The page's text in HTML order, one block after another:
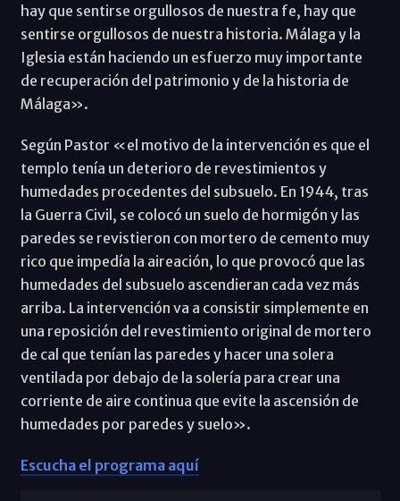
hay que sentirse orgullosos de nuestra fe, hay que
sentirse orgullosos de nuestra historia. Málaga y la
Iglesia están haciendo un esfuerzo muy importante
de recuperación del patrimonio y de la historia de
Málaga».
Según Pastor «el motivo de la intervención es que el
templo tenía un deterioro de revestimientos y
humedades procedentes del subsuelo. En 1944, tras
la Guerra Civil, se colocó un suelo de hormigón y las
paredes se revistieron con mortero de cemento muy
rico que impedía la aireación, lo que provocó que las
humedades del subsuelo ascendieran cada vez más
arriba. La intervención va a consistir simplemente en
una reposición del revestimiento original de mortero
de cal que tenían las paredes y hacer una solera
ventilada por debajo de la solería para crear una
corriente de aire continua que evite la ascensión de
humedades por paredes y suelo».
Escucha el programa aquí